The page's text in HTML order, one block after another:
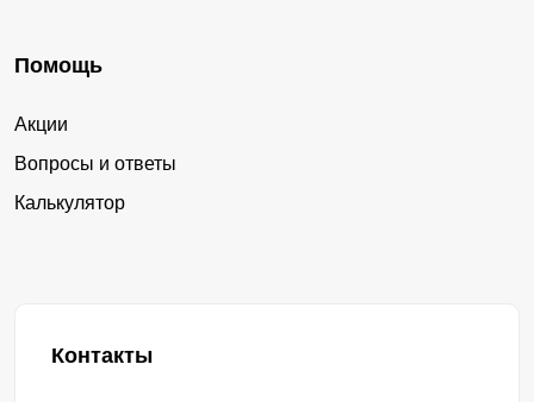
Помощь
Акции
Вопросы и ответы
Калькулятор
Контакты